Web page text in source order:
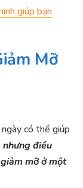
giúp bạn
Mỡ
có thể giúp
nhưng điều
mỡ ở một